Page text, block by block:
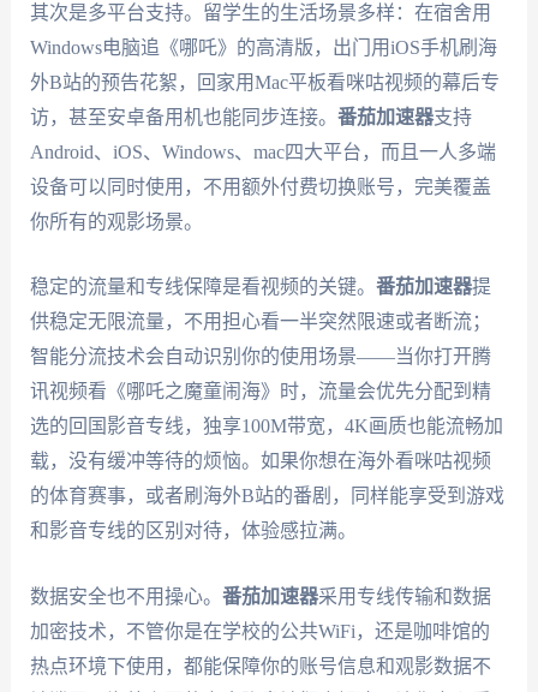
其次是多平台支持。留学生的生活场景多样：在宿舍用
Windows电脑追《哪吒》的高清版，出门用iOS手机刷海
外B站的预告花絮，回家用Mac平板看咪咕视频的幕后专
访，甚至安卓备用机也能同步连接。 番茄加速器支持
Android、iOS、Windows、mac四大平台，而且一人多端
设备可以同时使用，不用额外付费切换账号，完美覆盖
你所有的观影场景。
稳定的流量和专线保障是看视频的关键。 番茄加速器提
供稳定无限流量，不用担心看一半突然限速或者断流；
智能分流技术会自动识别你的使用场景——当你打开腾
讯视频看《哪吒之魔童闹海》时，流量会优先分配到精
选的回国影音专线，独享100M带宽，4K画质也能流畅加
载，没有缓冲等待的烦恼。如果你想在海外看咪咕视频
的体育赛事，或者刷海外B站的番剧，同样能享受到游戏
和影音专线的区别对待，体验感拉满。
数据安全也不用操心。 番茄加速器采用专线传输和数据
加密技术，不管你是在学校的公共WiFi，还是咖啡馆的
热点环境下使用，都能保障你的账号信息和观影数据不